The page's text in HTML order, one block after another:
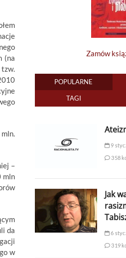
(na
–
mln
da
w
Zamów
POPULARNE
TAGI
9
358
Jak
6
319